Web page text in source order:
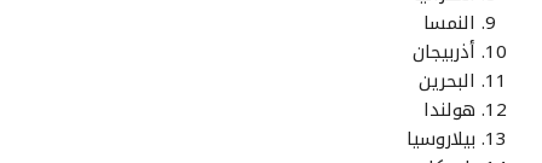
النمسا
أذربيجان
البحرين
هولندا
بيلاروسيا